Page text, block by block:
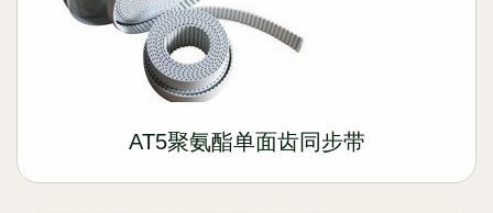
AT5聚氨酯单面齿同步带